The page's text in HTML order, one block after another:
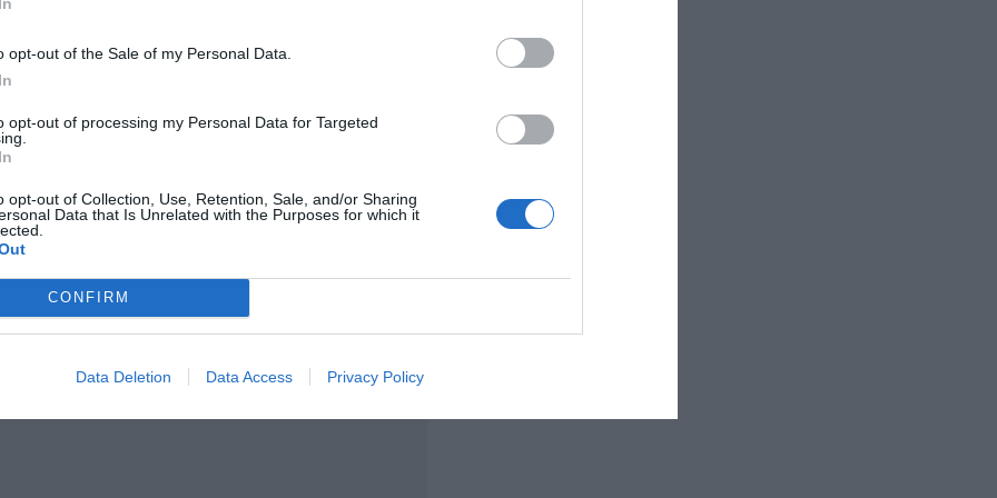
opt-out of the Sale of my Personal Data.
opt-out of processing my Personal Data for Targeted
opt-out of Collection, Use, Retention, Sale, and/or Sharing
Data that Is Unrelated with the Purposes for which it
CONFIRM
Data Deletion Data Access Privacy Policy
vientos que, en el futuro, podrían ser la
Israel. Ésta es la dinámica pervertida en